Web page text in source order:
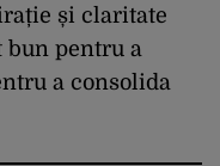
și claritate
bun pentru a
a consolida